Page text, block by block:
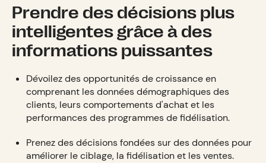
Prendre des décisions plus
intelligentes grâce à des
informations puissantes
Dévoilez des opportunités de croissance en
comprenant les données démographiques des
clients, leurs comportements d'achat et les
performances des programmes de fidélisation.
Prenez des décisions fondées sur des données pour
améliorer le ciblage, la fidélisation et les ventes.